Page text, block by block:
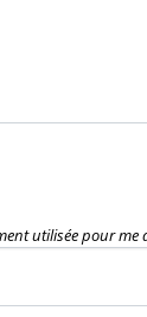
utilisée pour